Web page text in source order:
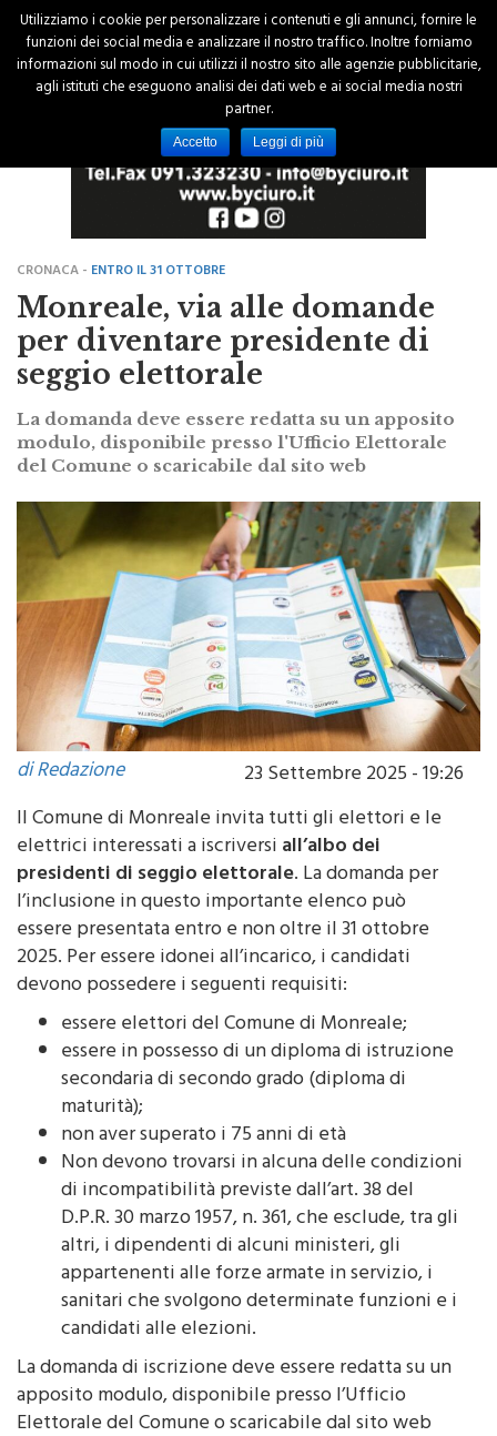
CRONACA -ENTRO IL 31 OTTOBRE
Monreale, via alle domande
per diventare presidente di
seggio elettorale
La domanda deve essere redatta su un apposito
modulo, disponibile presso l'Ufficio Elettorale
del Comune o scaricabile dal sito web
di Redazione
23 Settembre 2025 - 19:26
Il Comune di Monreale invita tutti gli elettori e le
elettrici interessati a iscriversiall’albo dei
presidenti di seggio elettorale. La domanda per
l’inclusione in questo importante elenco può
essere presentata entro e non oltre il 31 ottobre
2025. Per essere idonei all’incarico, i candidati
devono possedere i seguenti requisiti:
essere elettori del Comune di Monreale;
essere in possesso di un diploma di istruzione
secondaria di secondo grado (diploma di
maturità);
non aver superato i 75 anni di età
Non devono trovarsi in alcuna delle condizioni
di incompatibilità previste dall’art. 38 del
D.P.R. 30 marzo 1957, n. 361, che esclude, tra gli
altri, i dipendenti di alcuni ministeri, gli
appartenenti alle forze armate in servizio, i
sanitari che svolgono determinate funzioni e i
candidati alle elezioni.
La domanda di iscrizione deve essere redatta su un
apposito modulo, disponibile presso l’Ufficio
Elettorale del Comune o scaricabile dal sito web
ufficiale all’indirizzowww.comune.monreale.pa.it
Utilizziamo i cookie per personalizzare i contenuti e gli annunci, fornire le
funzioni dei social media e analizzare il nostro traffico. Inoltre forniamo
informazioni sul modo in cui utilizzi il nostro sito alle agenzie pubblicitarie,
agli istituti che eseguono analisi dei dati web e ai social media nostri
partner.
Accetto Leggi di più